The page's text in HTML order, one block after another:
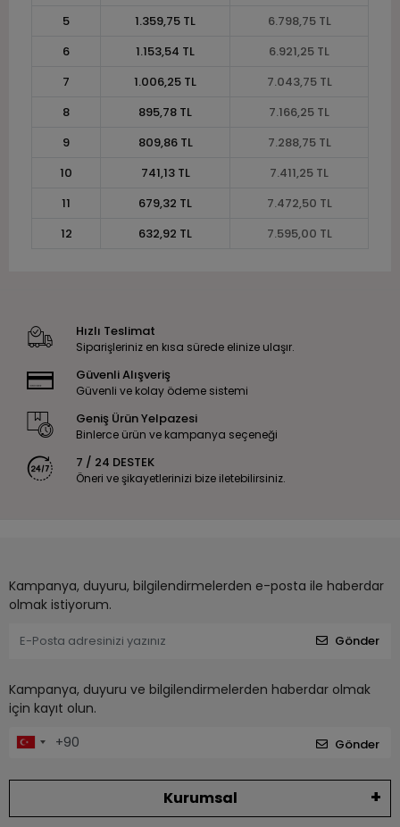
5
1.359,75 TL
6.798,75 TL
6
1.153,54 TL
6.921,25 TL
7
1.006,25 TL
7.043,75 TL
8
895,78 TL
7.166,25 TL
9
809,86 TL
7.288,75 TL
10
741,13 TL
7.411,25 TL
11
679,32 TL
7.472,50 TL
12
632,92 TL 7.595,00 TL
Hızlı Teslimat
Siparişleriniz en kısa sürede elinize ulaşır.
Güvenli Alışveriş
Güvenli ve kolay ödeme sistemi
Geniş Ürün Yelpazesi
Binlerce ürün ve kampanya seçeneği
7 / 24 DESTEK
Öneri ve şikayetlerinizi bize iletebilirsiniz.
Kampanya, duyuru, bilgilendirmelerden e-posta ile haberdar
olmak istiyorum.
Gönder
Kampanya, duyuru ve bilgilendirmelerden haberdar olmak
için kayıt olun.
Gönder
Kurumsal